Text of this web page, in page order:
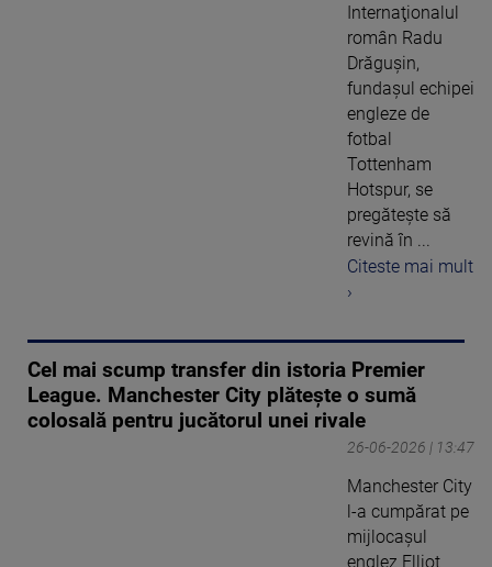
Internaţionalul
român Radu
Drăguşin,
fundaşul echipei
engleze de
fotbal
Tottenham
Hotspur, se
pregăteşte să
revină în ...
Citeste mai mult
›
Cel mai scump transfer din istoria Premier
League. Manchester City plătește o sumă
colosală pentru jucătorul unei rivale
26-06-2026 | 13:47
Manchester City
l-a cumpărat pe
mijlocașul
englez Elliot